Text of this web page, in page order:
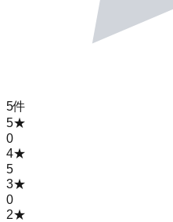
5件
5★
0
4★
5
3★
0
2★